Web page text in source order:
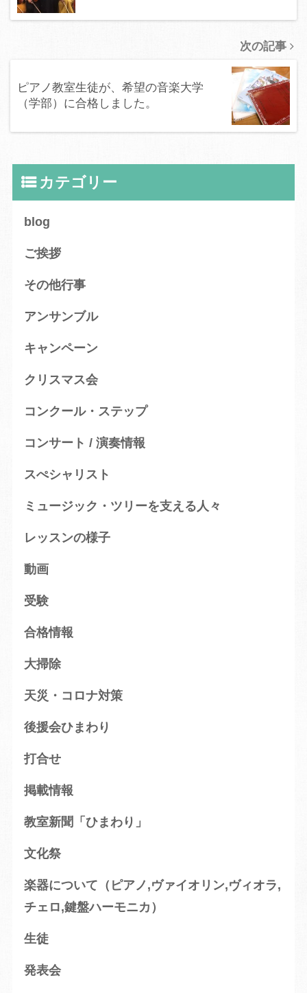
次の記事
ピアノ教室生徒が、希望の音楽大学
（学部）に合格しました。
カテゴリー
blog
ご挨拶
その他行事
アンサンブル
キャンペーン
クリスマス会
コンクール・ステップ
コンサート / 演奏情報
スぺシャリスト
ミュージック・ツリーを支える人々
レッスンの様子
動画
受験
合格情報
大掃除
天災・コロナ対策
後援会ひまわり
打合せ
掲載情報
教室新聞「ひまわり」
文化祭
楽器について（ピアノ,ヴァイオリン,ヴィオラ,
チェロ,鍵盤ハーモニカ）
生徒
発表会